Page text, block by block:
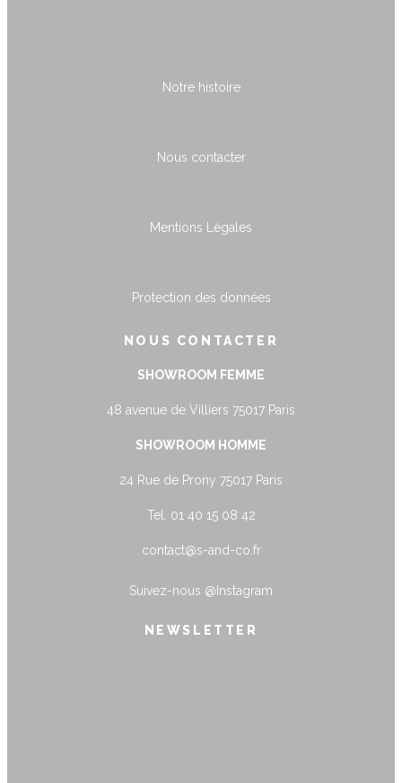
Notre histoire
Nous contacter
Mentions Légales
Protection des données
NOUS CONTACTER
SHOWROOM FEMME
48 avenue de Villiers 75017 Paris
SHOWROOM HOMME
24 Rue de Prony 75017 Paris
Tel. 01 40 15 08 42
contact@s-and-co.fr
Suivez-nous @Instagram
NEWSLETTER